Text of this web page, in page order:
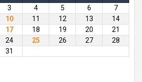
3 4 5 6
7
10 11 12 13
14
17 18 19 20
21
24 25 26 27
28
31